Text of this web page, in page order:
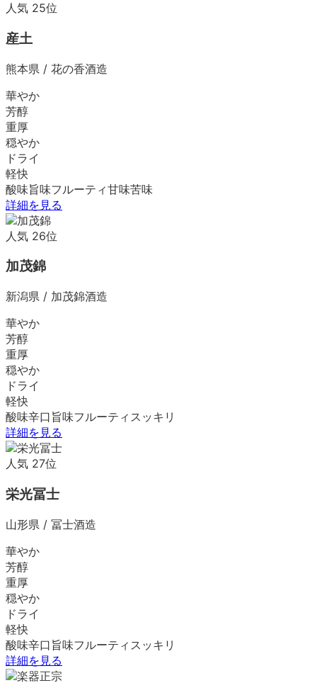
人気 25位
産土
熊本県 / 花の香酒造
華やか
芳醇
重厚
穏やか
ドライ
軽快
酸味旨味フルーティ甘味苦味
詳細を見る
人気 26位
加茂錦
新潟県 / 加茂錦酒造
華やか
芳醇
重厚
穏やか
ドライ
軽快
酸味辛口 旨味フルーティ スッキリ
詳細を見る
人気 27位
栄光冨士
山形県 / 冨士酒造
華やか
芳醇
重厚
穏やか
ドライ
軽快
酸味辛口 旨味フルーティ スッキリ
詳細を見る